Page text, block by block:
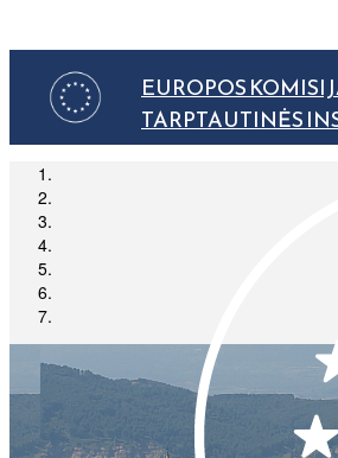
EUROPOS
TARPTAUTINĖS